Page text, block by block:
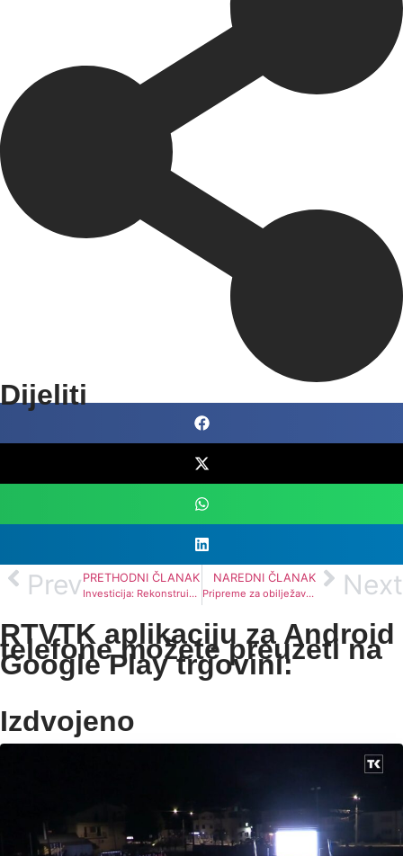
Dijeliti
Prev PRETHODNI ČLANAK
Investicija: Rekonstruisan dimnjak Toplane u Banovićima
NAREDNI ČLANAK
Pripreme za obilježavanje godišnjice 2. Korpusa Armije RBiH
Next
RTVTK aplikaciju za Android
telefone možete preuzeti na
Google Play trgovini:
Izdvojeno